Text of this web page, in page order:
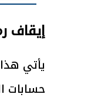
إيقاف
يأتي
حسابات